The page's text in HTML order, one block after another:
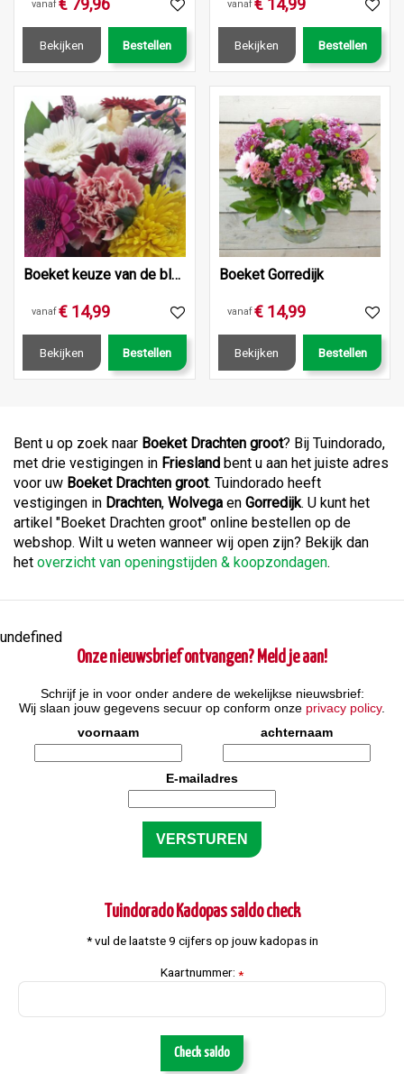
vanaf
Bekijken Bestellen
vanaf
Bekijken Bestellen
Boeket keuze van de bloemist
vanaf€ 14,99
Bekijken Bestellen
Boeket Gorredijk
vanaf€ 14,99
Bekijken Bestellen
Bent u op zoek naar Boeket Drachten groot? Bij Tuindorado,
met drie vestigingen in Friesland bent u aan het juiste adres
voor uw Boeket Drachten groot. Tuindorado heeft
vestigingen in Drachten, Wolvega en Gorredijk. U kunt het
artikel "Boeket Drachten groot" online bestellen op de
webshop. Wilt u weten wanneer wij open zijn? Bekijk dan
het overzicht van openingstijden & koopzondagen.
undefined
Onze nieuwsbrief ontvangen? Meld je aan!
Schrijf je in voor onder andere de wekelijkse nieuwsbrief:
Wij slaan jouw gegevens secuur op conform onze privacy policy.
voornaam
achternaam
E-mailadres
Tuindorado Kadopas saldo check
* vul de laatste 9 cijfers op jouw kadopas in
Kaartnummer: *
Check saldo